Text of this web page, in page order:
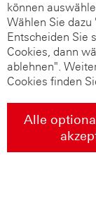
können
Wählen Sie
Entscheiden Sie
Cookies, dann
ablehnen".
Cookies finden
Alle